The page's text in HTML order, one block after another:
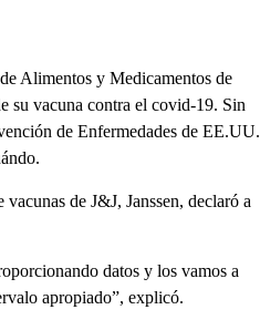
Alimentos y Medicamentos de
su vacuna contra el covid-19. Sin
de Enfermedades de EE.UU.
de J&J, Janssen, declaró a
datos y los vamos a
apropiado”, explicó.